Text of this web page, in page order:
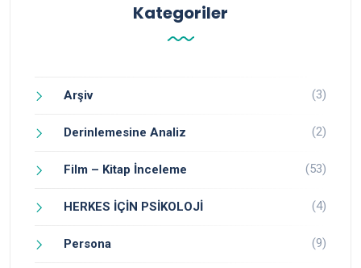
Kategoriler
Arşiv (3)
Derinlemesine Analiz (2)
Film – Kitap İnceleme (53)
HERKES İÇİN PSİKOLOJİ (4)
Persona (9)